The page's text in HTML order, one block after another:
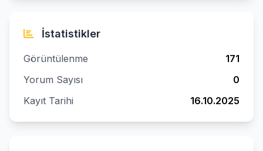
İstatistikler
Görüntülenme
171
Yorum Sayısı
0
Kayıt Tarihi
16.10.2025